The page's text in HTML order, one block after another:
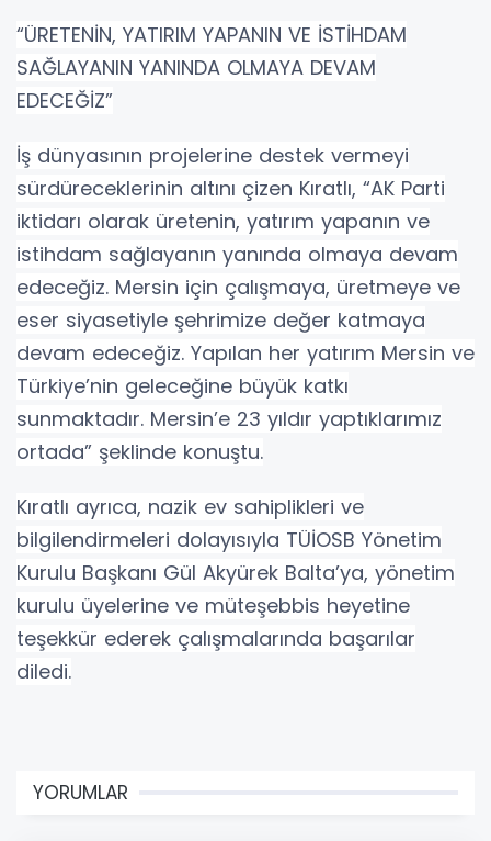
“ÜRETENİN, YATIRIM YAPANIN VE İSTİHDAM
SAĞLAYANIN YANINDA OLMAYA DEVAM
EDECEĞİZ”
İş dünyasının projelerine destek vermeyi
sürdüreceklerinin altını çizen Kıratlı, “AK Parti
iktidarı olarak üretenin, yatırım yapanın ve
istihdam sağlayanın yanında olmaya devam
edeceğiz. Mersin için çalışmaya, üretmeye ve
eser siyasetiyle şehrimize değer katmaya
devam edeceğiz. Yapılan her yatırım Mersin ve
Türkiye’nin geleceğine büyük katkı
sunmaktadır. Mersin’e 23 yıldır yaptıklarımız
ortada” şeklinde konuştu.
Kıratlı ayrıca, nazik ev sahiplikleri ve
bilgilendirmeleri dolayısıyla TÜİOSB Yönetim
Kurulu Başkanı Gül Akyürek Balta’ya, yönetim
kurulu üyelerine ve müteşebbis heyetine
teşekkür ederek çalışmalarında başarılar
diledi.
YORUMLAR